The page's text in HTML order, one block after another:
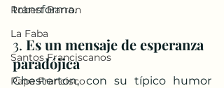
Robert Barron
La Faba
Santos Franciscanos
Papa Francisco
transforma.
3. Es un mensaje de esperanza
paradójica
Chesterton, con su típico humor